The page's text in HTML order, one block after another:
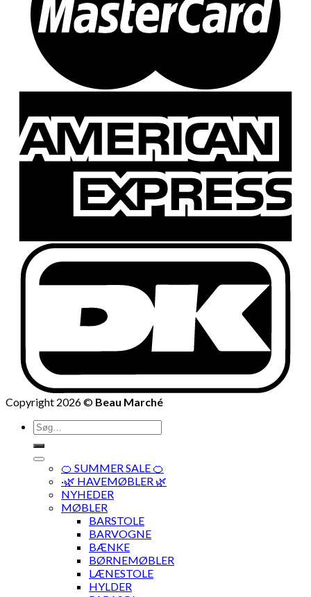
Copyright 2026 © Beau Marché
Søg
efter:
🍊 SUMMER SALE 🍊
·🌿 HAVEMØBLER 🌿
NYHEDER
MØBLER
BARSTOLE
BARVOGNE
BÆNKE
BØRNEMØBLER
LÆNESTOLE
HYLDER